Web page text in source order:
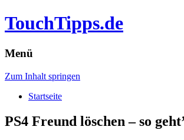
TouchTipps.de
Menü
Zum Inhalt springen
Startseite
PS4 Freund löschen – so